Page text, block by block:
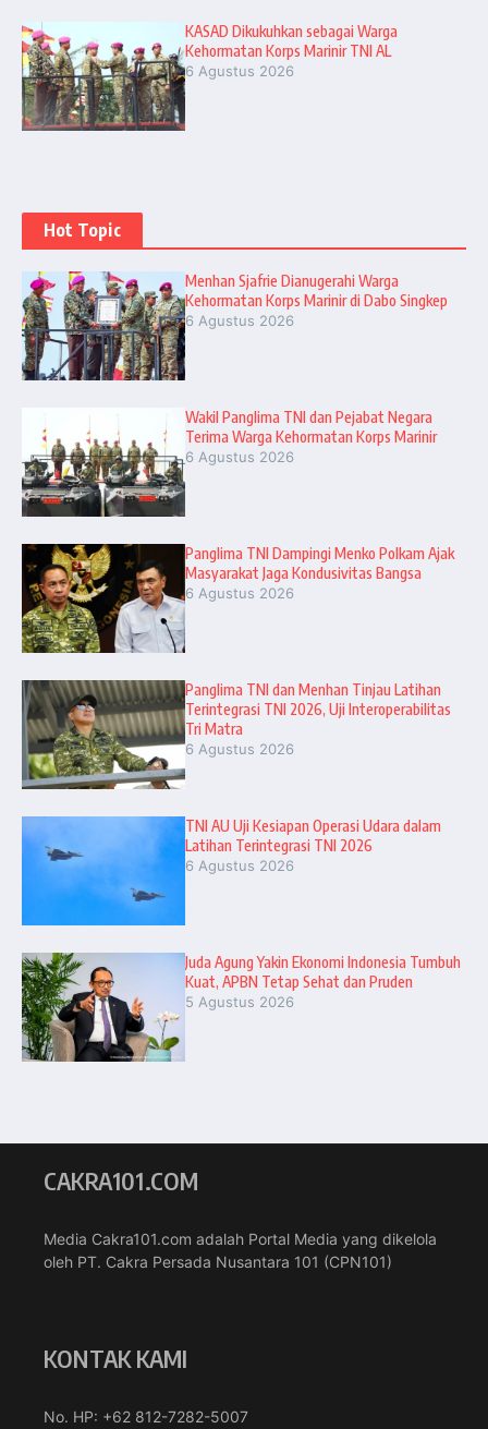
KASAD Dikukuhkan sebagai Warga
Kehormatan Korps Marinir TNI AL
6 Agustus 2026
Hot Topic
Menhan Sjafrie Dianugerahi Warga
Kehormatan Korps Marinir di Dabo Singkep
6 Agustus 2026
Wakil Panglima TNI dan Pejabat Negara
Terima Warga Kehormatan Korps Marinir
6 Agustus 2026
Panglima TNI Dampingi Menko Polkam Ajak
Masyarakat Jaga Kondusivitas Bangsa
6 Agustus 2026
Panglima TNI dan Menhan Tinjau Latihan
Terintegrasi TNI 2026, Uji Interoperabilitas
Tri Matra
6 Agustus 2026
TNI AU Uji Kesiapan Operasi Udara dalam
Latihan Terintegrasi TNI 2026
6 Agustus 2026
Juda Agung Yakin Ekonomi Indonesia Tumbuh
Kuat, APBN Tetap Sehat dan Pruden
5 Agustus 2026
CAKRA101.COM
Media Cakra101.com adalah Portal Media yang dikelola
oleh PT. Cakra Persada Nusantara 101 (CPN101)
KONTAK KAMI
No. HP: +62 812-7282-5007